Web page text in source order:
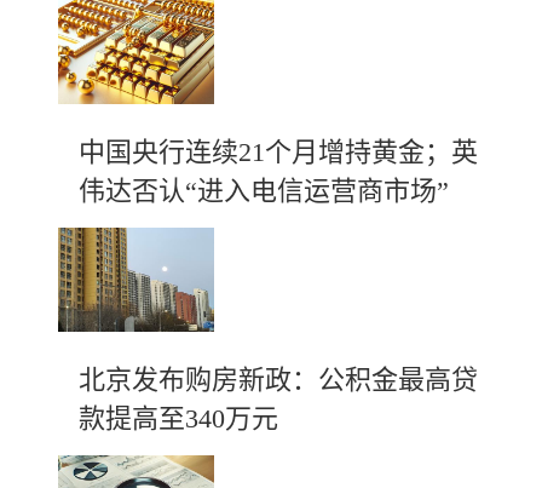
中国央行连续21个月增持黄金；英
伟达否认“进入电信运营商市场”
北京发布购房新政：公积金最高贷
款提高至340万元